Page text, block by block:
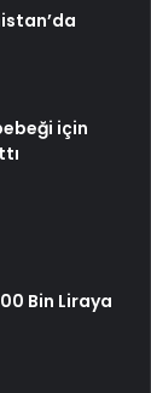
için
Bin Liraya